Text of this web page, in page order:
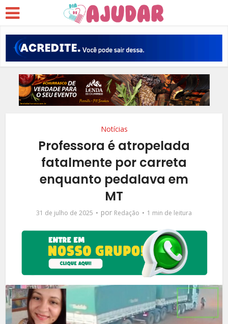
Notícias
Professora é atropelada
fatalmente por carreta
enquanto pedalava em
MT
31 de julho de 2025 por Redação 1 min de leitura